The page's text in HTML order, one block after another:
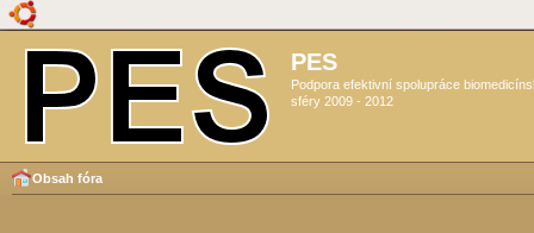
PES
Podpora efektivní spolupráce
sféry 2009 - 2012
Obsah fóra